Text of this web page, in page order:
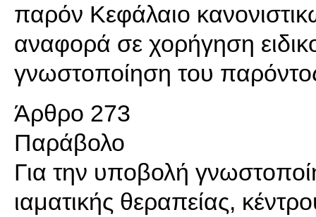
παρόν Κεφάλαιο
αναφορά σε χορήγηση
γνωστοποίηση του
Άρθρο 273
Παράβολο
Για την υποβολή
ιαματικής θεραπείας,